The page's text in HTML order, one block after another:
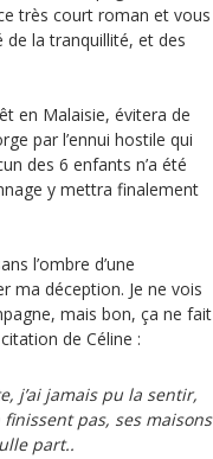
très court roman et vous
la tranquillité, et des
en Malaisie, évitera de
par l’ennui hostile qui
des 6 enfants n’a été
y mettra finalement
l’ombre d’une
ma déception. Je ne vois
mais bon, ça ne fait
de Céline :
j’ai jamais pu la sentir,
pas, ses maisons
part..